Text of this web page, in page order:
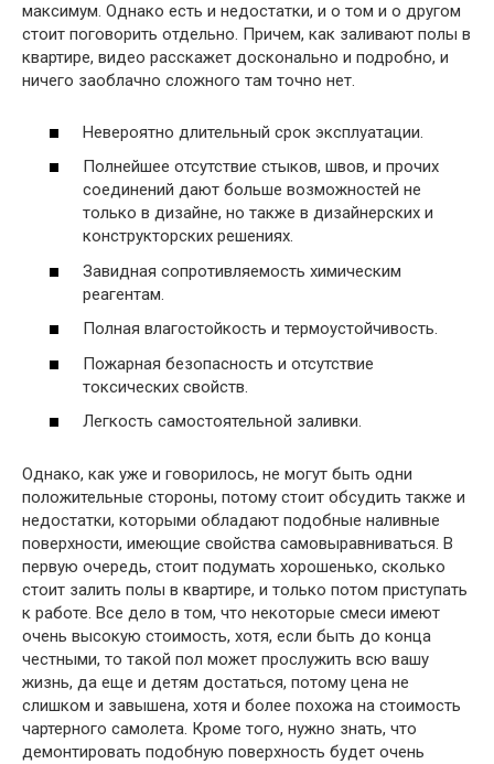
максимум. Однако есть и недостатки, и о том и о другом
стоит поговорить отдельно. Причем, как заливают полы в
квартире, видео расскажет досконально и подробно, и
ничего заоблачно сложного там точно нет.
Невероятно длительный срок эксплуатации.
Полнейшее отсутствие стыков, швов, и прочих
соединений дают больше возможностей не
только в дизайне, но также в дизайнерских и
конструкторских решениях.
Завидная сопротивляемость химическим
реагентам.
Полная влагостойкость и термоустойчивость.
Пожарная безопасность и отсутствие
токсических свойств.
Легкость самостоятельной заливки.
Однако, как уже и говорилось, не могут быть одни
положительные стороны, потому стоит обсудить также и
недостатки, которыми обладают подобные наливные
поверхности, имеющие свойства самовыравниваться. В
первую очередь, стоит подумать хорошенько, сколько
стоит залить полы в квартире, и только потом приступать
к работе. Все дело в том, что некоторые смеси имеют
очень высокую стоимость, хотя, если быть до конца
честными, то такой пол может прослужить всю вашу
жизнь, да еще и детям достаться, потому цена не
слишком и завышена, хотя и более похожа на стоимость
чартерного самолета. Кроме того, нужно знать, что
демонтировать подобную поверхность будет очень